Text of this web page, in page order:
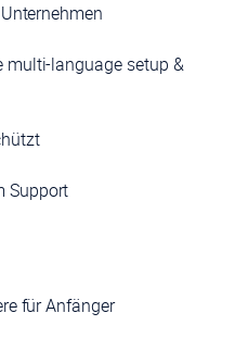
multi-language setup &
Support
für Anfänger